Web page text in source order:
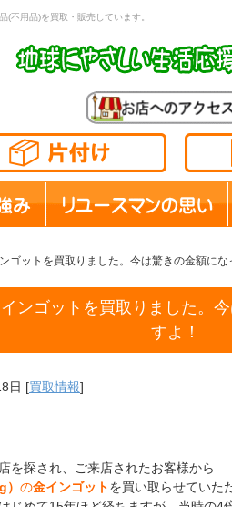
(不用品)を買取・販売しています。
ゴットを買取りました。今は驚きの金額にな
ンゴットを買取りました。
すよ！
日 [買取情報]
を探され、ご来店されたお客様から
の金インゴットを買い取らせていた